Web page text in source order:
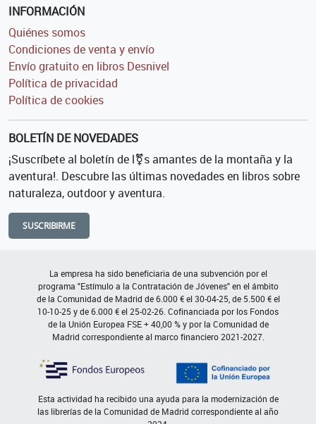
INFORMACIÓN
Quiénes somos
Condiciones de venta y envío
Envío gratuito en libros Desnivel
Política de privacidad
Política de cookies
BOLETÍN DE NOVEDADES
¡Suscríbete al boletín de l⚧s amantes de la montaña y la
aventura!. Descubre las últimas novedades en libros sobre
naturaleza, outdoor y aventura.
SUSCRIBIRME
La empresa ha sido beneficiaria de una subvención por el
programa "Estímulo a la Contratación de Jóvenes" en el ámbito
de la Comunidad de Madrid de 6.000 € el 30-04-25, de 5.500 € el
10-10-25 y de 6.000 € el 25-02-26. Cofinanciada por los Fondos
de la Unión Europea FSE + 40,00 % y por la Comunidad de
Madrid correspondiente al marco financiero 2021-2027.
Esta actividad ha recibido una ayuda para la modernización de
las librerías de la Comunidad de Madrid correspondiente al año